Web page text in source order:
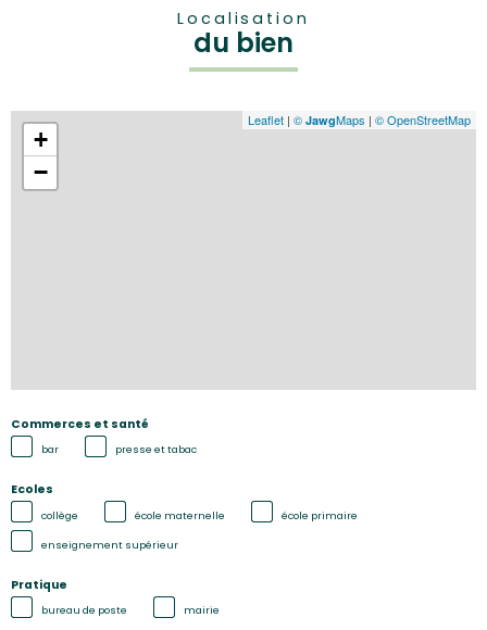
Localisation
du bien
+
−
Leaflet | © JawgMaps | © OpenStreetMap
Commerces et santé
bar presse et tabac
Ecoles
collège école maternelle école primaire
enseignement supérieur
Pratique
bureau de poste mairie